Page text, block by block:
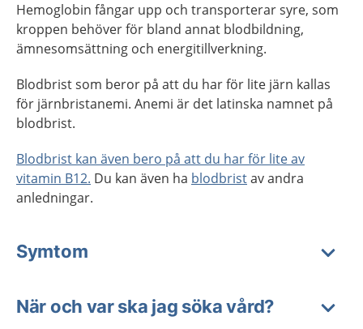
Hemoglobin fångar upp och transporterar syre, som
kroppen behöver för bland annat blodbildning,
ämnesomsättning och energitillverkning.
Blodbrist som beror på att du har för lite järn kallas
för järnbristanemi. Anemi är det latinska namnet på
blodbrist.
Blodbrist kan även bero på att du har för lite av
vitamin B12. Du kan även ha blodbristav andra
anledningar.
Symtom
När och var ska jag söka vård?